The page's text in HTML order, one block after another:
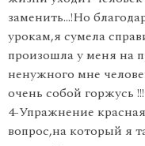
заменить…!Но
урокам,я сумела
произошла у меня на
ненужного мне
очень собой горжусь !!!
4-Упражнение
вопрос,на который я